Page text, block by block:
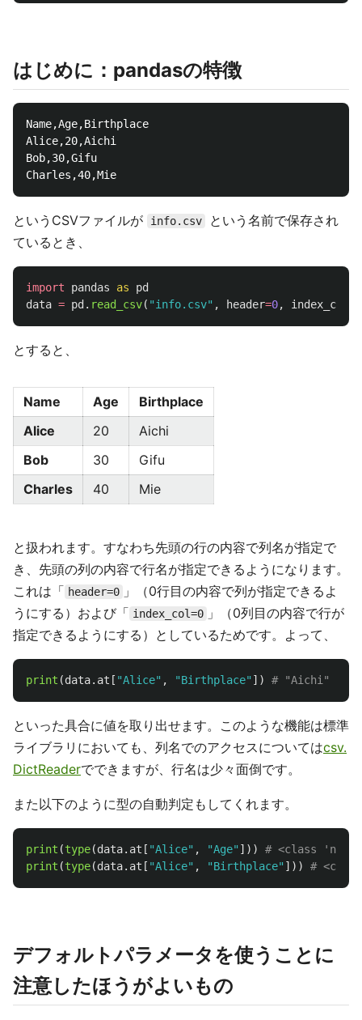
はじめに：pandasの特徴
Name,Age,Birthplace
Alice,20,Aichi
Bob,30,Gifu
というCSVファイルが info.csv
という名前で保存され
ているとき、
import pandas as
pd
data = pd . read_csv( "info.csv" , header=0, index_col
とすると、
Name Age
Birthplace
Alice
20
Aichi
Bob
30
Gifu
Charles
40 Mie
と扱われます。すなわち先頭の行の内容で列名が指定で
き、先頭の列の内容で行名が指定できるようになります。
これは「 header=0 」（0行目の内容で列が指定できるよ
うにする）および「 index_col=0 」（0列目の内容で行が
指定できるようにする）としているためです。よって、
print (data. at [ "Alice" , "Birthplace" ])
といった具合に値を取り出せます。このような機能は標準
ライブラリにおいても、列名でのアクセスについてはcsv.
DictReaderでできますが、行名は少々面倒です。
また以下のように型の自動判定もしてくれます。
print (type(data. at [ "Alice" , "Age" ]))
print (type(data. at [ "Alice" , "Birthplace" ]))
デフォルトパラメータを使うことに
注意したほうがよいもの